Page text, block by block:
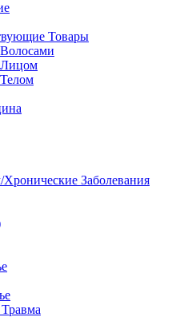
Товары
Лицом
Заболевания